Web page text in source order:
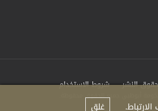
حقوق النشر شروط الاستخدام
غلق